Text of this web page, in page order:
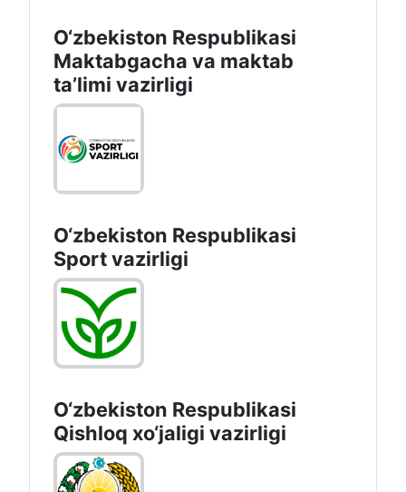
O‘zbekiston Respublikasi
Maktabgacha va maktab
taʼlimi vazirligi
O‘zbekiston Respublikasi
Sport vazirligi
O‘zbekiston Respublikasi
Qishloq хo‘jаligi vаzirligi